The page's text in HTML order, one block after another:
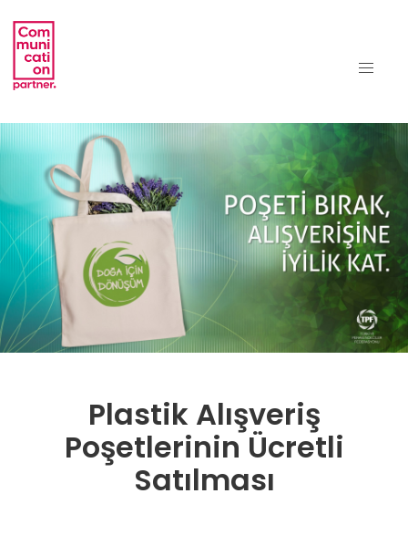
Plastik Alışveriş
Poşetlerinin Ücretli
Satılması